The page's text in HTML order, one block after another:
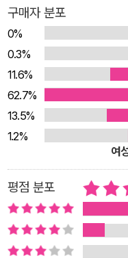
작된다. 상품으로 문화상
내고, 그림을 잘 그리는
는 밤에’를 참고해 그린다. 대망의 포스터 그리기 대회 수상자를
발표하는 날! 금상을 같은
게 된다. 수상 이후 유나
찬다. 하지만 기쁨은 오래
스터를 표절해 수상한 게
그때 선생님의 말이 유나의 가슴에
진 그 어떤 것이든 몰래 훔쳐 와서 자기 것처럼 행세하면 표절이
에요. 반드시 문제가 생깁니다.” -본
잘못을 꼬집으며 ‘표절’과
‘몰래 훔쳐 쓰는 것.’ 오마
만 전혀 다른 두 단어를
구매자 분포
0%
0.3%
11.6%
62.7%
13.5%
1.2%
여
평점 분포